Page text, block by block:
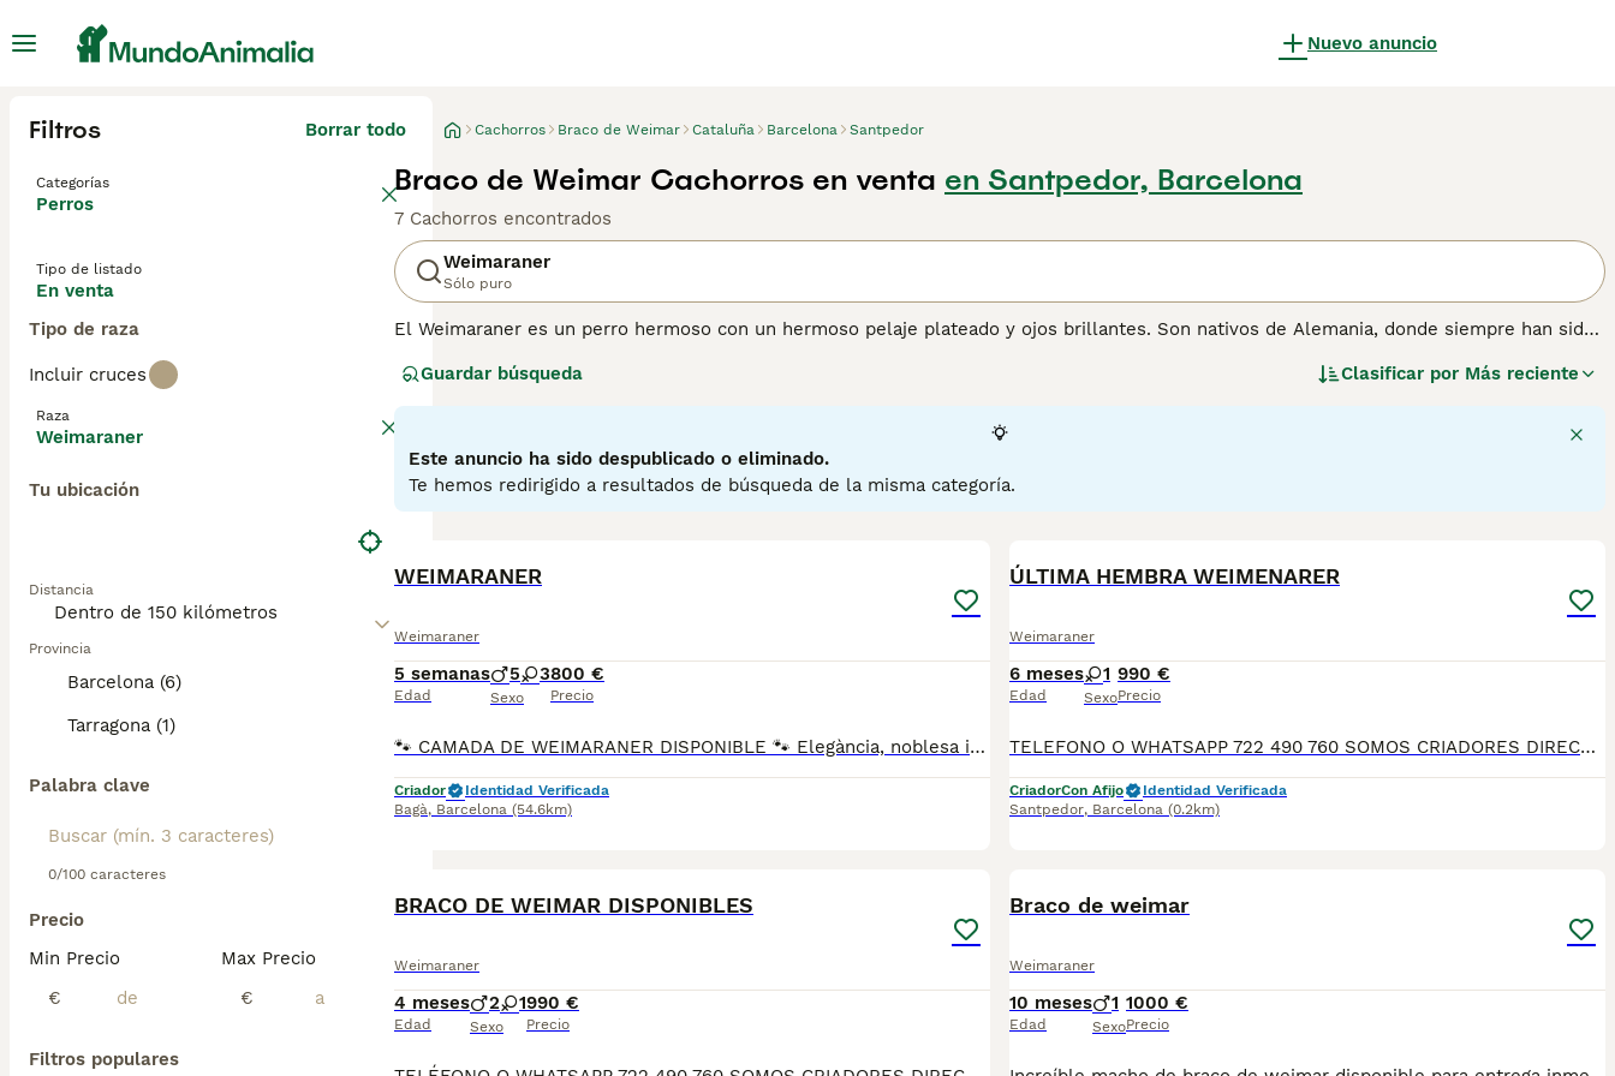
Nuevo anuncio
Filtros Borrar todo
Categorías
Perros
Tipo de listado
En venta
Tipo de raza
Incluir cruces
Raza
Weimaraner
Tu ubicación
Distancia
Provincia
Barcelona (6)
Tarragona (1)
Palabra clave
0/100 caracteres
Precio
Min Precio
€
Max Precio
€
Filtros populares
Cachorros Braco de Weimar Cataluña Barcelona Santpedor
Braco de Weimar Cachorros en venta en Santpedor, Barcelona
7 Cachorros encontrados
Weimaraner
Sólo puro
El Weimaraner es un perro hermoso con un hermoso pelaje plateado y ojos brillantes. Son nativos de Alemania, donde siempre han sido
mejor opción para los dueños de perros primerizos, ya que los Weimaraner son muy inteligentes y se dan cuenta rápidamente cuando el
personas que lideran vidas activas al aire libre y que quieren un compañero canino fuerte a su lado.
Lee nuestra página de consejos de compra de Weimaraner para obtener información sobre esta raza de perro.
Guardar búsqueda Clasificar por Más reciente
Este anuncio ha sido despublicado o eliminado.
Te hemos redirigido a resultados de búsqueda de la misma categoría.
WEIMARANER
Weimaraner
5 semanas
Edad
5 3
Sexo
800 €
Precio
🐾 CAMADA DE WEIMARANER DISPONIBLE 🐾 Elegància, noblesa i un caràcter excepcional. 💙 Ja podeu reservar aquests preciosos cadells de Brac de Weimar, criats en un entorn familiar, envoltats d’afecte i socialitzats des dels primers dies de vida. ✨ S’entreguen amb: ✅ Vacunes corresponents ✅ Desparasitats ✅ Microxip ✅ Cartilla veterinària ✅ Contracte de compra amb garantia 🐶 Els pares es poden veure. 🏆 El pare disposa de pedigrí. Busquem famílies responsables que vulguin compartir la vida amb un company fidel, intel·ligent i ple d’energia. 📩 Si vols més informació, fotos o reservar el teu cadell, escriu-nos per privat. Quan els coneguis… serà impossible no enamorar-te.
Criador
Identidad Verificada
Bagà, Barcelona (54.6km)
ÚLTIMA HEMBRA WEIMENARER
Weimaraner
6 meses
Edad
1
Sexo
990 €
Precio
TELEFONO O WHATSAPP 722 490 760 SOMOS CRIADORES DIRECTOS SIN INTERMEDIARIOS! MAS DE 20 AÑOS EN EL SECTOR NOS AVALAN, VALORANDO NO SOLO LA CRIA RESPONSABLE SI NO TAMBIEN LA SELECCIÓN PARA MEJORAR LA RAZA DURANTE TODOS ESTOS AÑOS. NUESTROS CACHORROS SE ENTREGAN PREVIAMENTE REVISADOS POR UN VETERINARIO PROFESIONAL Y BAJO LOS MAS ESTRICTOS CONTROLES DE SALUD, HACEMOS HINCAPIÉ EN SU SOCIABILIZACIÓN PARA SU CORRECTO DESARROLLO NEUROLOGICO! Y OS ASESORAMOS ANTES DURANTE Y DESPUES DE LA ENTREGA PARA QUE TODO SEA LO MAS AFABLE Y FACIL POSIBLE DURANTE LA ADAPTACION! NUESTROS BEBE SE ENTREGAN A PARTIR DE LOS DOS MESES CON SUS VACUNAS AL DIA, DESPARASITADOS Y CON GARANTIAS DE SALUD, MICROCHIP Y CARTILLA DE VACUNACION! SI BUSCAS UN COMPAÑERO SANO Y EQUILIBRADO ESTE ES EL LUGAR, TE ASESORAREMOS DURANTE TODO EL PROCESO NO DUDES EN CONSULTAR POR NUESTROS PEQUES AL 722 490 760
CriadorCon Afijo
Identidad Verificada
Santpedor, Barcelona (0.2km)
BRACO DE WEIMAR DISPONIBLES
Weimaraner
4 meses
Edad
2 1
Sexo
990 €
Precio
Braco de weimar
Weimaraner
10 meses
Edad
1
Sexo
1000 €
Precio